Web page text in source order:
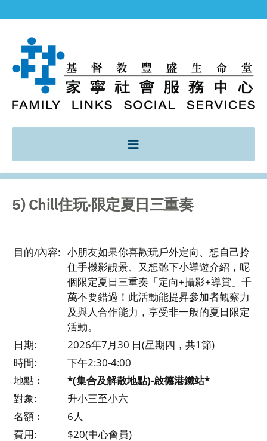
5) Chill住玩‧限定夏日三重奏
目的/內容: 小朋友如果你喜歡玩戶外定向、想自己拎
住手機影靚景、又想聽下小導遊介紹，呢
個限定夏日三重奏「定向+攝影+導賞」千
萬不要錯過！此活動能提昇參加者觀察力
及與人合作能力，享受非一般的夏日限定
活動。
日期:
2026年7月30 日(星期四，共1節)
時間:
下午2:30-4:00
地點︰
*(集合及解散地點)-啟德港鐵站*
對象:
升小三至小六
名額︰
6人
費用:
$20(中心會員)